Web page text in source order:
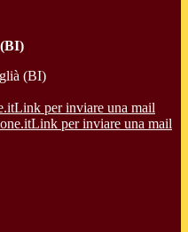
(BI)
Link per inviare una mail
Link per inviare una mail